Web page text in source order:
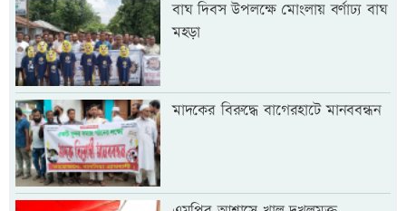
বাঘ দিবস উপলক্ষে মোংলায় বর্ণাঢ্য বাঘ
মহড়া
মাদকের বিরুদ্ধে বাগেরহাটে মানববন্ধন